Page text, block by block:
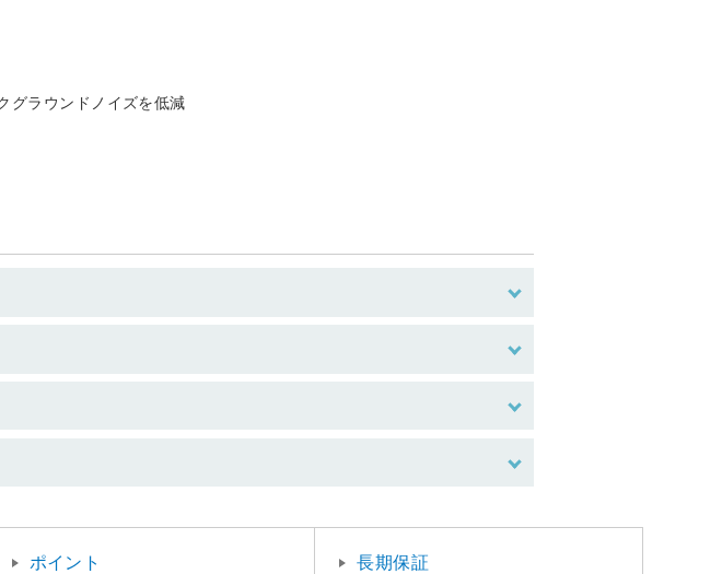
グラウンドノイズを低減
ポイント 長期保証